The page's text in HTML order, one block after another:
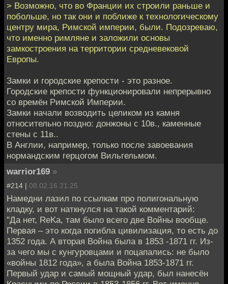
> Возможно, что во Франции их строили раньше и
побольше, но так они и поближе к технологическому
центру мира, Римской империи, были. Подозреваю,
что именно римляне и заложили основы
замкостроения на территории средневековой
Европы.
Замки и городские крепости - это разное.
Городские крепости функционировали непрерывно
со времён Римской Империи.
Замки начали возводить целиком из камня
относительно поздно: донжоны с 10в., каменные
стены с 11в..
В Англии, например, только после завоевания
нормандским герцогом Вильгельмом.
warrior169 »
#214 | 08.02.16 21:25
Намедни лазил по ссылкам про полигональную
кладку, и вот наткнулся на такой комментарий:
"Да нет, ReKa, там было всего две Войны вообще.
Первая – это когда погибла цивилизация, то есть до
1352 года. А вторая Война была в 1853 -1871 гг. Из-
за чего мы с кунгуровцами и поцапались: не было
«войны 1812 года», а была Война 1853-1871 гг.
Первый удар и самый мощный удар, был нанесён